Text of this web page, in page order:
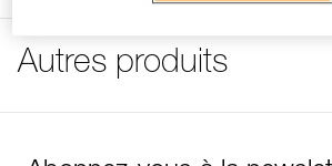
Poids : 40 g
Garantie : 3 ans
FAQ
Autres produits